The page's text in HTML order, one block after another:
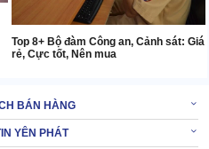
Top 8+ Bộ đàm Công an, Cảnh sát: Giá
rẻ, Cực tốt, Nên mua
BÁN HÀNG
YÊN PHÁT